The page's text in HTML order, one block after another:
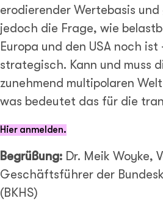
erodierender Wertebasis
jedoch die Frage, wie
Europa und den USA noch
strategisch. Kann und muss
zunehmend multipolaren
was bedeutet das für die
Hier anmelden.
Begrüßung: Dr. Meik Woyke,
Geschäftsführer der
(BKHS)